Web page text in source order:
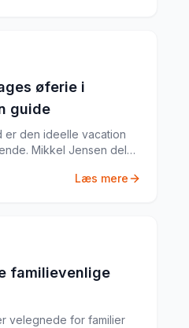
øferie i
guide
er den ideelle vacation
Mikkel Jensen deler
Læs mere
familievenlige
velegnede for familier